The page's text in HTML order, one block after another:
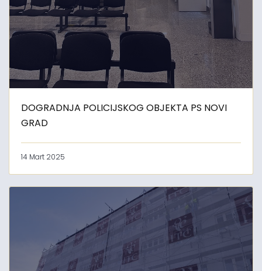
DOGRADNJA POLICIJSKOG OBJEKTA PS NOVI
GRAD
14 Mart 2025